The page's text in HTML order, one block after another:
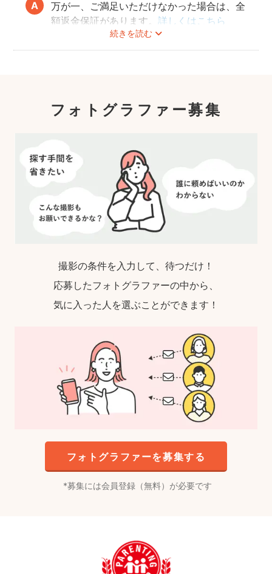
続きを読む
万が一、ご満足いただけなかった場合は、全
額返金保証があります。詳しくはこちら
フォトグラファー募集
撮影の条件を入力して、待つだけ！
応募したフォトグラファーの中から、
気に入った人を選ぶことができます！
フォトグラファーを募集する
募集には会員登録（無料）が必要です